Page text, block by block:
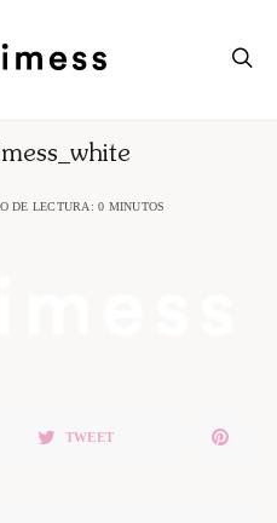
DE LECTURA: 0 MINUTOS
TWEET